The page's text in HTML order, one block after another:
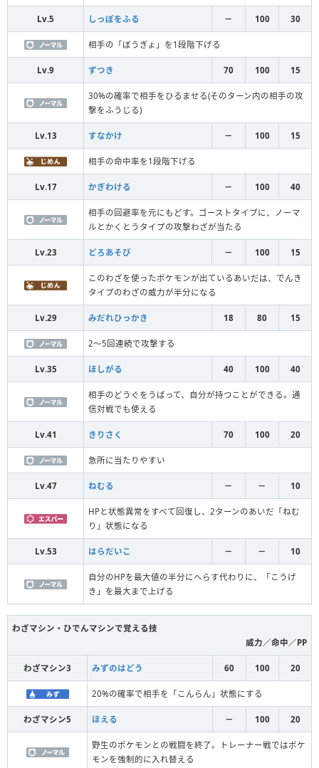
Lv.5 しっぽをふる － 100 30
相手の「ぼうぎょ」を1段階下げる
Lv.9 ずつき 70 100 15
30%の確率で相手をひるませる(そのターン内の相手の攻
撃をふうじる)
Lv.13 すなかけ － 100 15
相手の命中率を1段階下げる
Lv.17 かぎわける － 100 40
相手の回避率を元にもどす。ゴーストタイプに、ノーマ
ルとかくとうタイプの攻撃わざが当たる
Lv.23 どろあそび － 100 15
このわざを使ったポケモンが出ているあいだは、でんき
タイプのわざの威力が半分になる
Lv.29 みだれひっかき 18 80 15
2～5回連続で攻撃する
Lv.35 ほしがる 40 100 40
相手のどうぐをうばって、自分が持つことができる。通
信対戦でも使える
Lv.41 きりさく 70 100 20
急所に当たりやすい
Lv.47 ねむる － － 10
HPと状態異常をすべて回復し、2ターンのあいだ「ねむ
り」状態になる
Lv.53 はらだいこ － － 10
自分のHPを最大値の半分にへらす代わりに、「こうげ
き」を最大まで上げる
わざマシン・ひでんマシンで覚える技
威力／命中／PP
わざマシン3 みずのはどう 60 100 20
20%の確率で相手を「こんらん」状態にする
わざマシン5 ほえる － 100 20
野生のポケモンとの戦闘を終了。トレーナー戦ではポケ
モンを強制的に入れ替える